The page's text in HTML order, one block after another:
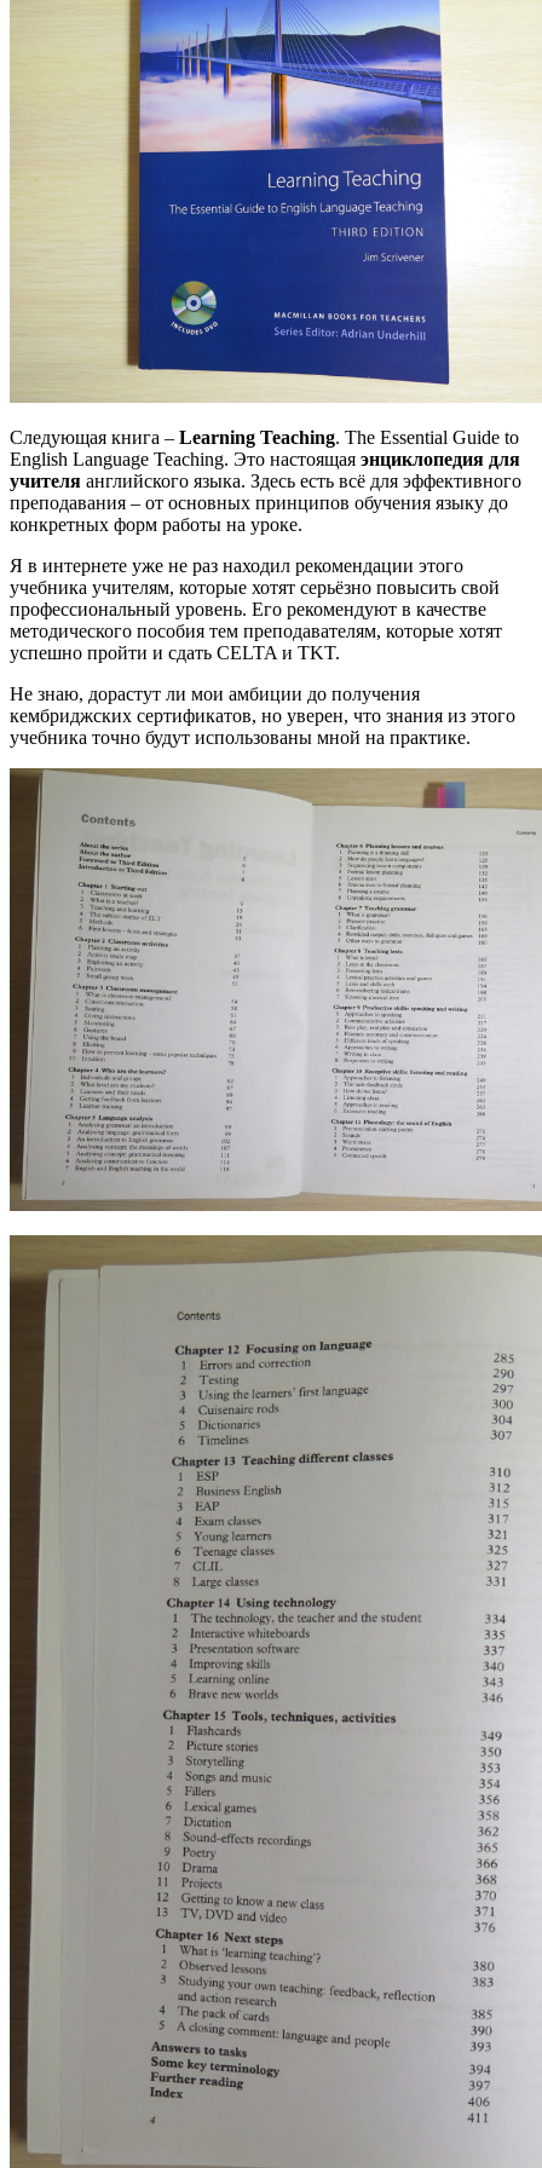
Следующая книга – Learning Teaching. The Essential Guide to
English Language Teaching. Это настоящая энциклопедия для
учителя английского языка. Здесь есть всё для эффективного
преподавания – от основных принципов обучения языку до
конкретных форм работы на уроке.
Я в интернете уже не раз находил рекомендации этого
учебника учителям, которые хотят серьёзно повысить свой
профессиональный уровень. Его рекомендуют в качестве
методического пособия тем преподавателям, которые хотят
успешно пройти и сдать CELTA и TKT.
Не знаю, дорастут ли мои амбиции до получения
кембриджских сертификатов, но уверен, что знания из этого
учебника точно будут использованы мной на практике.